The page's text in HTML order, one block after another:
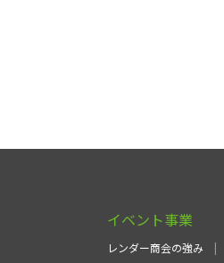
イベント事業
レンダー商会の強み